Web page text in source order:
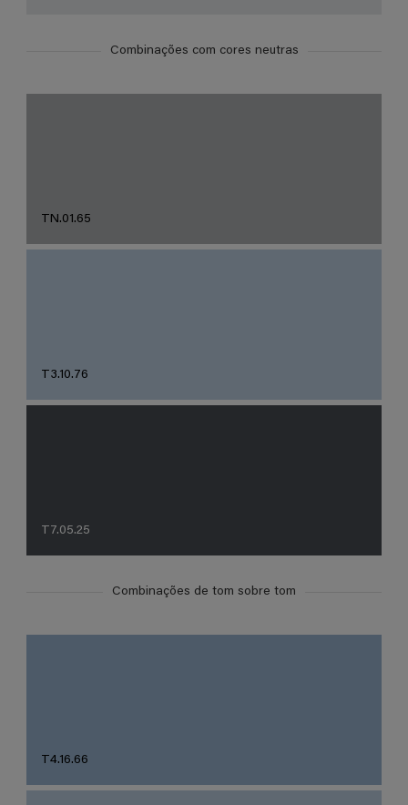
Combinações com cores neutras
TN.01.65
T3.10.76
T7.05.25
Combinações de tom sobre tom
T4.16.66